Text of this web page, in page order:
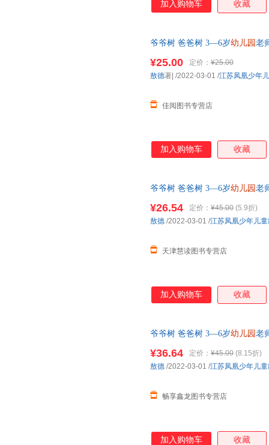
加入购物车 收藏
爷爷树 爸爸树 3—6岁幼儿园 老
¥25.00 定价： ¥25.00
佳阅图书专营店
敖德著| /2022-03-01 /江苏凤凰少年
加入购物车 收藏
爷爷树 爸爸树 3—6岁幼儿园 老
¥26.54 定价： ¥45.00 (5.9折)
天津慧读图书专营店
敖德 /2022-03-01 /江苏凤凰少年儿
加入购物车 收藏
爷爷树 爸爸树 3—6岁幼儿园 老
在线小当当客服
¥36.64 定价： ¥45.00 (8.15折)
畅享鑫龙图书专营店
敖德 /2022-03-01 /江苏凤凰少年儿
加入购物车 收藏